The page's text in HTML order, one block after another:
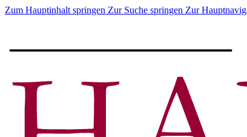
Zum Hauptinhalt springen Zur Suche springen Zur